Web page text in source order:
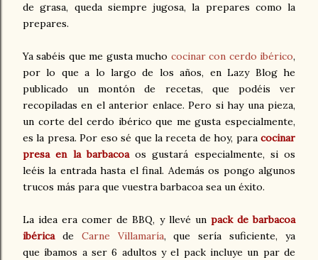
de grasa, queda siempre jugosa, la prepares como la
prepares.
Ya sabéis que me gusta mucho cocinar con cerdo ibérico,
por lo que a lo largo de los años, en Lazy Blog he
publicado un montón de recetas, que podéis ver
recopiladas en el anterior enlace. Pero si hay una pieza,
un corte del cerdo ibérico que me gusta especialmente,
es la presa. Por eso sé que la receta de hoy, para cocinar
presa en la barbacoa os gustará especialmente, si os
leéis la entrada hasta el final. Además os pongo algunos
trucos más para que vuestra barbacoa sea un éxito.
La idea era comer de BBQ, y llevé un pack de barbacoa
ibéricade Carne Villamaría, que sería suficiente, ya
que íbamos a ser 6 adultos y el pack incluye un par de